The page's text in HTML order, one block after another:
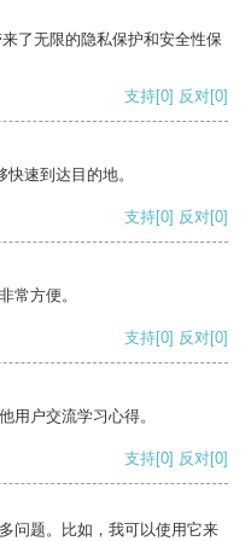
了无限的隐私保护和安全性保
支持[0] 反对[0]
速到达目的地。
支持[0] 反对[0]
常方便。
支持[0] 反对[0]
用户交流学习心得。
支持[0] 反对[0]
问题。比如，我可以使用它来